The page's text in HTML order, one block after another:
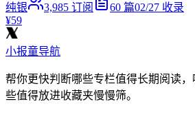
纯银 3,985 订阅 60 篇02/27 收录
¥59
小报童导航
帮你更快判断哪些专栏值得长期阅读
些值得放进收藏夹慢慢筛。